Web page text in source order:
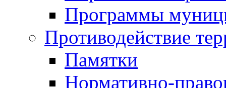
Программы
Противодействие
Памятки
Нормативно-